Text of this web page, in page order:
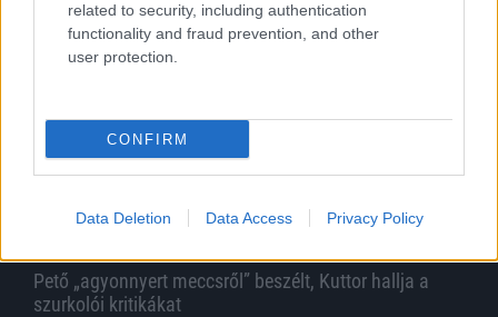
related to security, including authentication
functionality and fraud prevention, and other
user protection.
CONFIRM
Data Deletion Data Access Privacy Policy
Pető „agyonnyert meccsről” beszélt, Kuttor hallja a
szurkolói kritikákat